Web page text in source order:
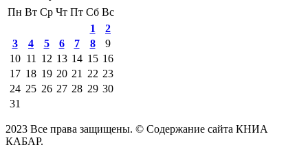
Пн Вт Ср Чт Пт Сб Вс
1
2
3
4 5 6 7 8
9
10 11 12 13 14 15 16
17 18 19 20 21 22 23
24 25 26 27 28 29 30
31
2023 Все права защищены. © Содержание сайта КНИА
КАБАР.